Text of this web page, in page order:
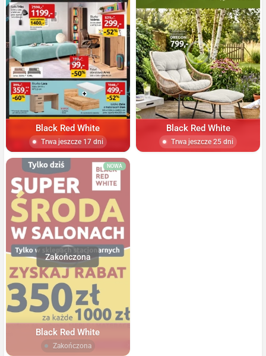
Black Red White
Trwa jeszcze 17 dni
Black Red White
Trwa jeszcze 25 dni
NOWA
Black Red White
Zakończona